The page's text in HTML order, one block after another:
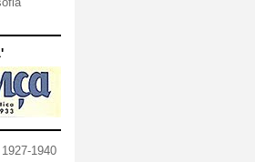
1940